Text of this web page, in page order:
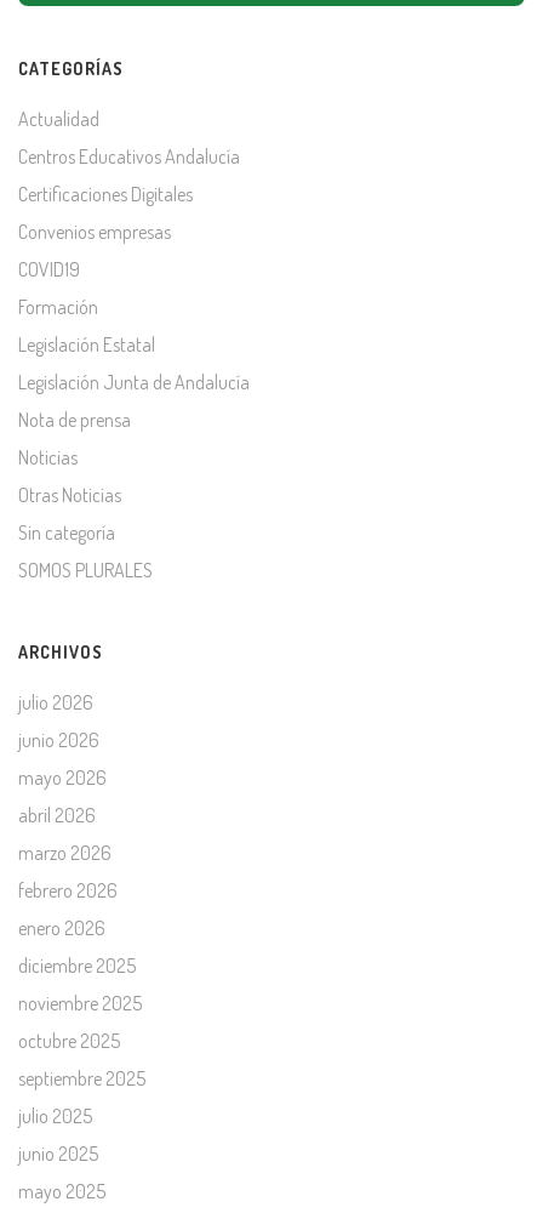
CATEGORÍAS
Actualidad
Centros Educativos Andalucía
Certificaciones Digitales
Convenios empresas
COVID19
Formación
Legislación Estatal
Legislación Junta de Andalucía
Nota de prensa
Noticias
Otras Noticias
Sin categoría
SOMOS PLURALES
ARCHIVOS
julio 2026
junio 2026
mayo 2026
abril 2026
marzo 2026
febrero 2026
enero 2026
diciembre 2025
noviembre 2025
octubre 2025
septiembre 2025
julio 2025
junio 2025
mayo 2025